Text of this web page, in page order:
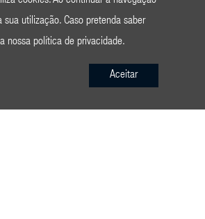
sua utilização. Caso pretenda saber
nossapolítica de privacidade.
Aceitar